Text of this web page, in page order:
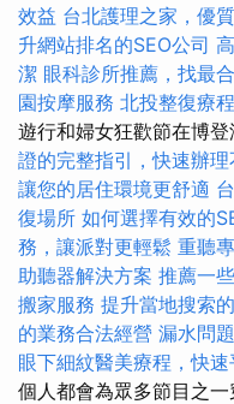
效益 台北護理之家，優
升網站排名的SEO公司
潔 眼科診所推薦，找最
園按摩服務 北投整復療程
遊行和婦女狂歡節在博登
證的完整指引，快速辦
讓您的居住環境更舒適
復場所 如何選擇有效的
務，讓派對更輕鬆 重聽
助聽器解決方案 推薦一
搬家服務 提升當地搜索
的業務合法經營 漏水問
眼下細紋醫美療程，快
個人都會為眾多節目之一